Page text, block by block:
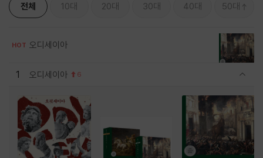
전체 10대 20대 30대 40대 50대
HOT 오디세이아
1 오디세이아 6